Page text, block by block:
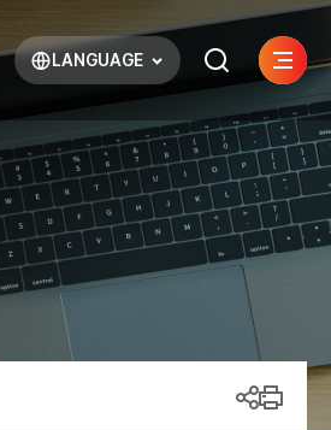
LANGUAGE
열기 검색하기
사이트
열기